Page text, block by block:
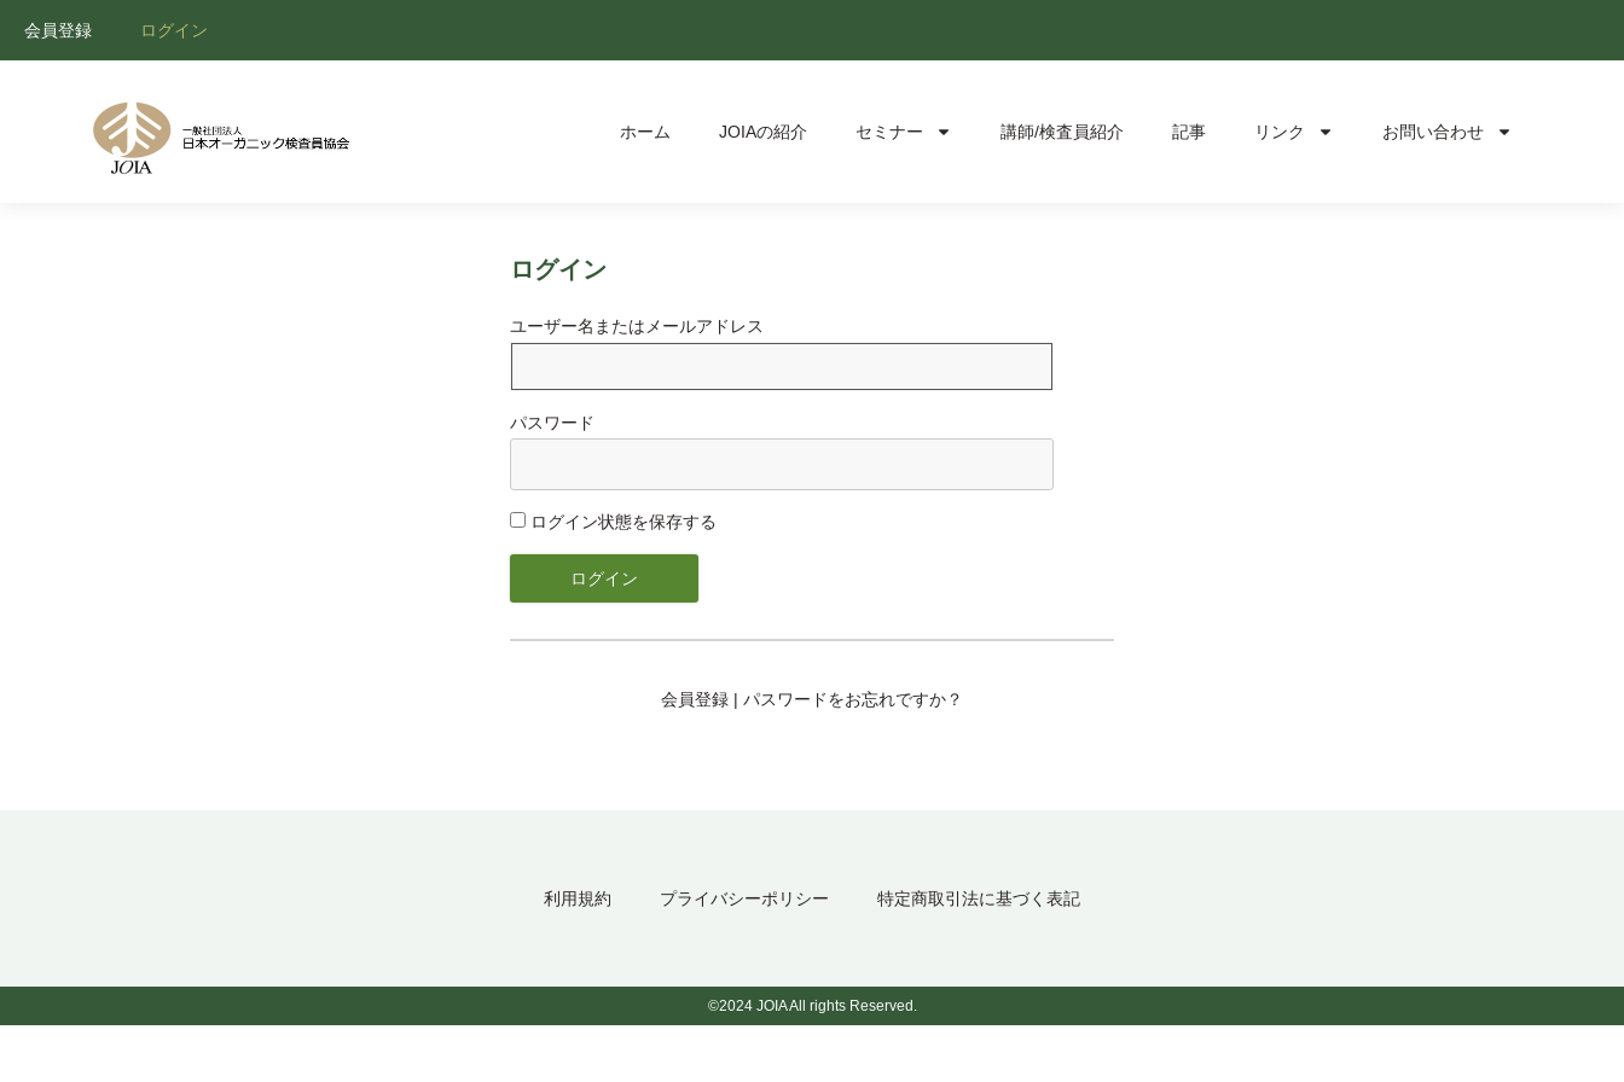
会員登録 ログイン
ホーム JOIAの紹介 セミナー 講師/検査員紹介 記事 リンク お問い合わせ
ログイン
ユーザー名またはメールアドレス
パスワード
ログイン状態を保存する
会員登録 | パスワードをお忘れですか？
利用規約 プライバシーポリシー 特定商取引法に基づく表記
©2024 JOIA All rights Reserved.